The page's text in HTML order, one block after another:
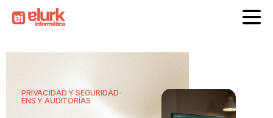
PRIVACIDAD Y SEGURIDAD ·
ENS Y AUDITORÍAS